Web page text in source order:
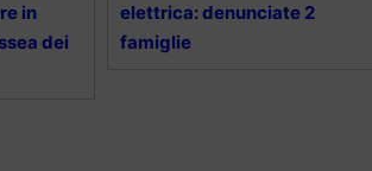
in
dei
elettrica: denunciate 2
famiglie